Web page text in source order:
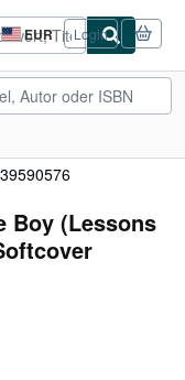
EUR
Seite
der
Einkaufseinstellungen.
Login
Boy (Lessons